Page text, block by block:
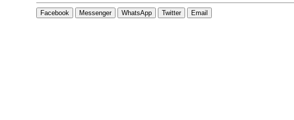
Facebook Messenger WhatsApp Twitter Email